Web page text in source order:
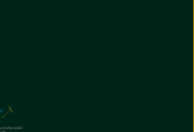
https://
https://www.oekokiste.de/
zu https://www.bioland.de/